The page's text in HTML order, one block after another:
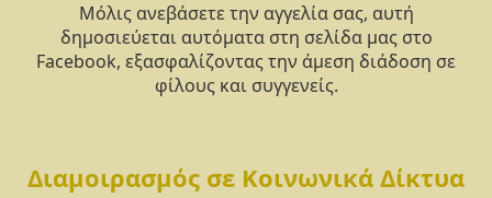
Μόλις ανεβάσετε την αγγελία σας, αυτή
δημοσιεύεται αυτόματα στη σελίδα μας στο
Facebook, εξασφαλίζοντας την άμεση διάδοση σε
φίλους και συγγενείς.
Διαμοιρασμός σε Κοινωνικά Δίκτυα